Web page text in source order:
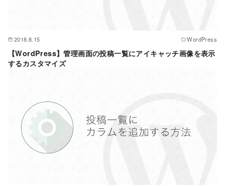
2018.8.15 WordPress
【WordPress】管理画面の投稿一覧にアイキャッチ画像を表示
するカスタマイズ